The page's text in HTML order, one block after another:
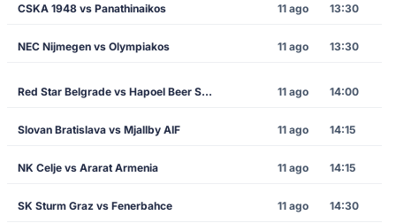
CSKA 1948 vs Panathinaikos 11 ago 13:30
NEC Nijmegen vs Olympiakos 11 ago 13:30
Red Star Belgrade vs Hapoel Beer Sheva 11 ago 14:00
Slovan Bratislava vs Mjallby AIF 11 ago 14:15
NK Celje vs Ararat Armenia 11 ago 14:15
SK Sturm Graz vs Fenerbahce 11 ago 14:30